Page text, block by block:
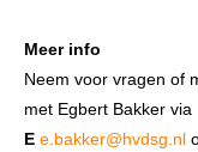
Meer info
Neem voor vragen of
met Egbert Bakker via
E e.bakker@hvdsg.nl